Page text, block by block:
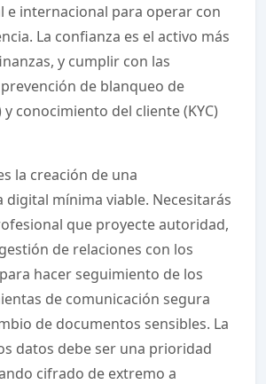
e internacional para operar con
La confianza es el activo más
y cumplir con las
de blanqueo de
y conocimiento del cliente (KYC)
la creación de una
mínima viable. Necesitarás
que proyecte autoridad,
de relaciones con los
hacer seguimiento de los
de comunicación segura
de documentos sensibles. La
datos debe ser una prioridad
cifrado de extremo a